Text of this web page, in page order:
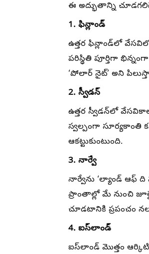
ఈ అద్భుతాన్ని
1. ఫిన్లాండ్
ఉత్తర ఫిన్లాండ్‌లో
పరిస్థితి పూర్తిగా
‘పోలార్ నైట్’ అని
2. స్వీడన్
ఉత్తర స్వీడన్‌లో
స్వల్పంగా సూర్యకాంతి
ఆకట్టుకుంటుంది.
3. నార్వే
నార్వేను ‘ల్యాండ్ ఆఫ్
ప్రాంతాల్లో మే నుంచి
చూడటానికి ప్రపంచం
4. ఐస్‌లాండ్
ఐస్‌లాండ్ మొత్తం